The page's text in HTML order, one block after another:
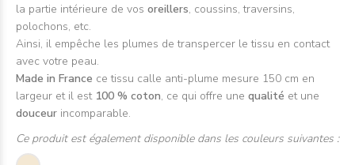
la partie intérieure de vos oreillers, coussins, traversins,
polochons, etc.
Ainsi, il empêche les plumes de transpercer le tissu en contact
avec votre peau.
Made in France ce tissu calle anti-plume mesure 150 cm en
largeur et il est100 % coton, ce qui offre une qualité et une
douceur incomparable.
Ce produit est également disponible dans les couleurs suivantes :